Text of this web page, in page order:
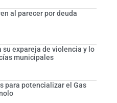
al parecer por deuda
su expareja de violencia y lo
municipales
para potencializar el Gas